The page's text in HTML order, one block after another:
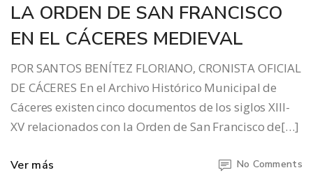
LA ORDEN DE SAN FRANCISCO
EN EL CÁCERES MEDIEVAL
POR SANTOS BENÍTEZ FLORIANO, CRONISTA OFICIAL
DE CÁCERES En el Archivo Histórico Municipal de
Cáceres existen cinco documentos de los siglos XIII-
XV relacionados con la Orden de San Francisco de[…]
Ver más No Comments